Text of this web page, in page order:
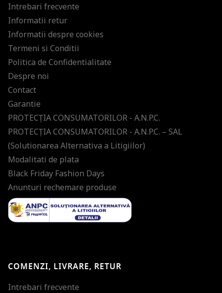
Intrebari frecvente
Informatii retur
Informatii despre cookies
Termeni si Conditii
Politica de Confidentialitate
Despre noi
Contact
Garantie
PROTECŢIA CONSUMATORILOR - A.N.P.C.
PROTECŢIA CONSUMATORILOR - A.N.P.C. – SAL
(Solutionarea Alternativa a Litigiilor)
Modalitati de plata
Black Friday Fashion Days
Anunturi rechemare produse
COMENZI, LIVRARE, RETUR
Intrebari frecvente